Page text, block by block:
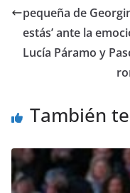
pequeña de
estás’ ante la
​Lucía Páramo y
También